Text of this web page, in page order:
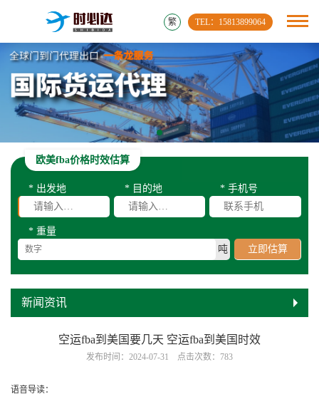
TEL：15813899064
繁
欧美fba价格时效估算
* 出发地 * 目的地 * 手机号
* 重量
吨
立即估算
新闻资讯
空运fba到美国要几天 空运fba到美国时效
发布时间：2024-07-31 点击次数：783
语音导读：